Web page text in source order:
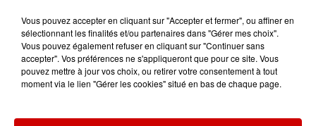
Destination Vacances - Gagnez
votre séjour en famille au cœur
de la...
Vous pouvez accepter en cliquant sur "Accepter et fermer", ou affiner en
sélectionnant les finalités et/ou partenaires dans "Gérer mes choix".
Vous pouvez également refuser en cliquant sur "Continuer sans
accepter". Vos préférences ne s'appliqueront que pour ce site. Vous
pouvez mettre à jour vos choix, ou retirer votre consentement à tout
moment via le lien "Gérer les cookies" situé en bas de chaque page.